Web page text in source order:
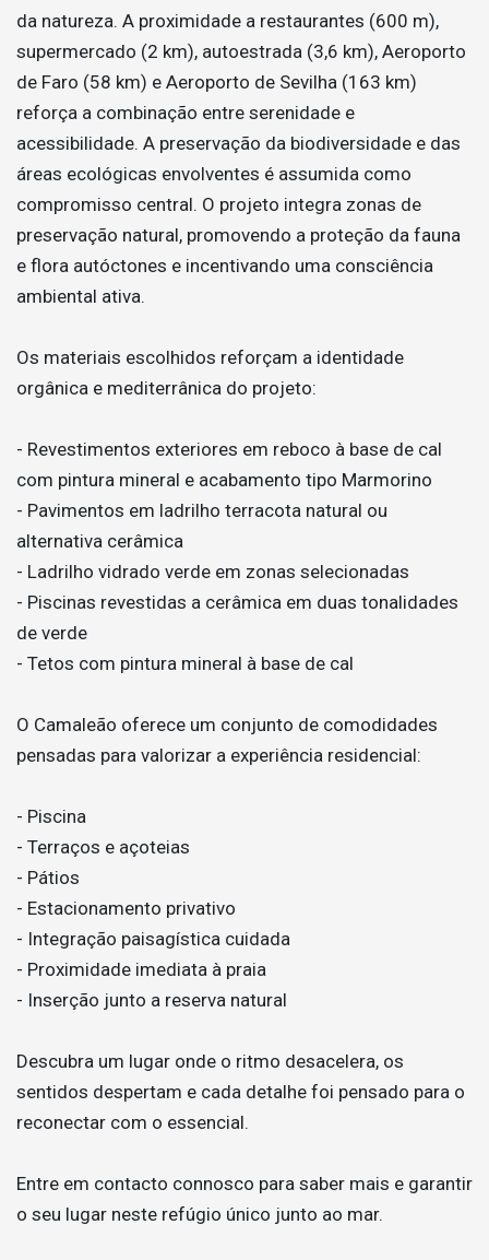
da natureza. A proximidade a restaurantes (600 m),
supermercado (2 km), autoestrada (3,6 km), Aeroporto
de Faro (58 km) e Aeroporto de Sevilha (163 km)
reforça a combinação entre serenidade e
acessibilidade. A preservação da biodiversidade e das
áreas ecológicas envolventes é assumida como
compromisso central. O projeto integra zonas de
preservação natural, promovendo a proteção da fauna
e flora autóctones e incentivando uma consciência
ambiental ativa.
Os materiais escolhidos reforçam a identidade
orgânica e mediterrânica do projeto:
- Revestimentos exteriores em reboco à base de cal
com pintura mineral e acabamento tipo Marmorino
- Pavimentos em ladrilho terracota natural ou
alternativa cerâmica
- Ladrilho vidrado verde em zonas selecionadas
- Piscinas revestidas a cerâmica em duas tonalidades
de verde
- Tetos com pintura mineral à base de cal
O Camaleão oferece um conjunto de comodidades
pensadas para valorizar a experiência residencial:
- Piscina
- Terraços e açoteias
- Pátios
- Estacionamento privativo
- Integração paisagística cuidada
- Proximidade imediata à praia
- Inserção junto a reserva natural
Descubra um lugar onde o ritmo desacelera, os
sentidos despertam e cada detalhe foi pensado para o
reconectar com o essencial.
Entre em contacto connosco para saber mais e garantir
o seu lugar neste refúgio único junto ao mar.